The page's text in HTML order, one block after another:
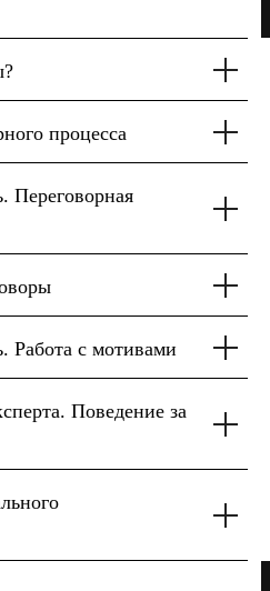
процесса
Переговорная
Работа с мотивами
Поведение за